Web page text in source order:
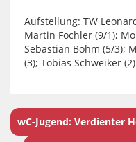
Aufstellung: TW
Martin Fochler (9/1);
Sebastian Böhm (5/3);
(3); Tobias Schweiker (2)
wC-Jugend: Verdienter